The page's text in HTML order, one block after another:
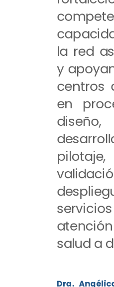
la red
y
centros
en
diseño,
pilotaje,
salud a
Dra.